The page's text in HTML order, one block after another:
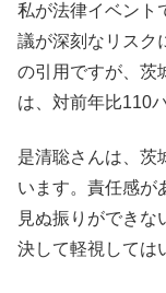
私が法律イベント
議が深刻なリスク
の引用ですが、茨
は、対前年比110
是清聡さんは、茨
います。責任感が
見ぬ振りができな
決して軽視しては